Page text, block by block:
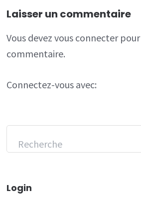
Laisser un commentaire
Vous devezvous connecterpour
commentaire.
Connectez-vous avec:
Login